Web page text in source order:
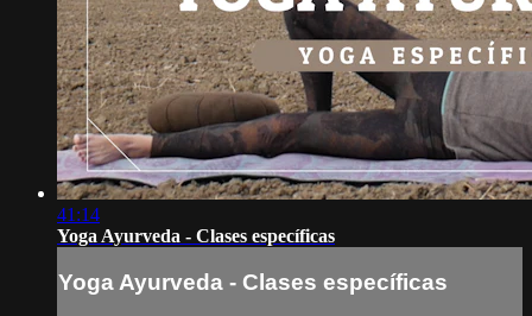
41:14
Yoga Ayurveda - Clases específicas
Yoga Ayurveda - Clases específicas